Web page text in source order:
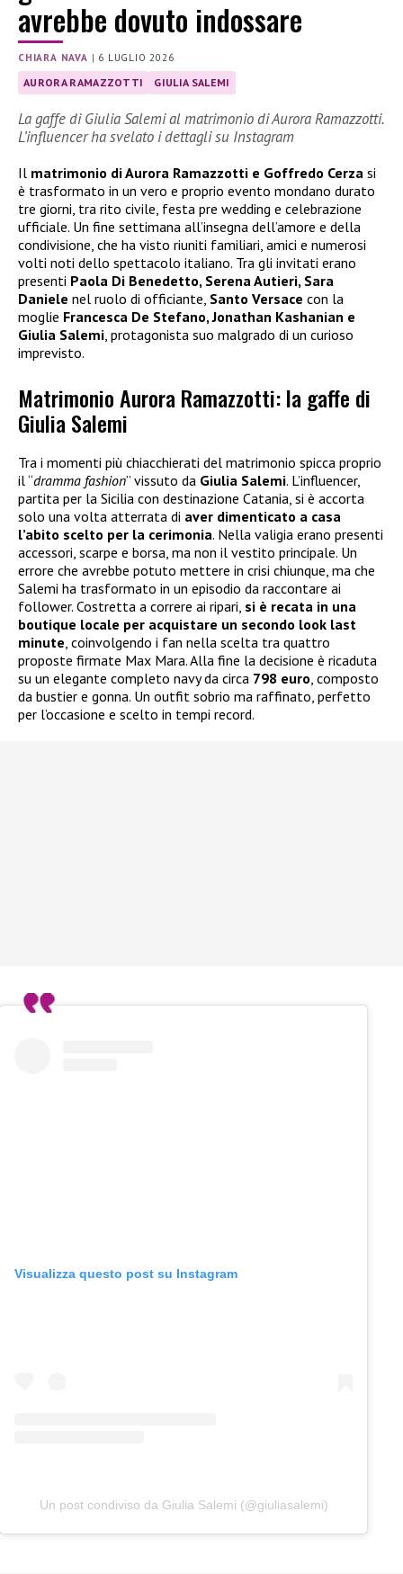
avrebbe dovuto indossare
CHIARA NAVA | 6 LUGLIO 2026
AURORA RAMAZZOTTI GIULIA SALEMI
La gaffe di Giulia Salemi al matrimonio di Aurora Ramazzotti.
L’influencer ha svelato i dettagli su Instagram
Il matrimonio di Aurora Ramazzotti e Goffredo Cerza si
è trasformato in un vero e proprio evento mondano durato
tre giorni, tra rito civile, festa pre wedding e celebrazione
ufficiale. Un fine settimana all’insegna dell’amore e della
condivisione, che ha visto riuniti familiari, amici e numerosi
volti noti dello spettacolo italiano. Tra gli invitati erano
presenti Paola Di Benedetto, Serena Autieri, Sara
Daniele nel ruolo di officiante, Santo Versace con la
moglie Francesca De Stefano, Jonathan Kashanian e
Giulia Salemi , protagonista suo malgrado di un curioso
imprevisto.
Matrimonio Aurora Ramazzotti: la gaffe di
Giulia Salemi
Tra i momenti più chiacchierati del matrimonio spicca proprio
il “dramma fashion” vissuto da Giulia Salemi. L’influencer,
partita per la Sicilia con destinazione Catania, si è accorta
solo una volta atterrata di aver dimenticato a casa
l’abito scelto per la cerimonia. Nella valigia erano presenti
accessori, scarpe e borsa, ma non il vestito principale. Un
errore che avrebbe potuto mettere in crisi chiunque, ma che
Salemi ha trasformato in un episodio da raccontare ai
follower. Costretta a correre ai ripari, si è recata in una
boutique locale per acquistare un secondo look last
minute, coinvolgendo i fan nella scelta tra quattro
proposte firmate Max Mara. Alla fine la decisione è ricaduta
su un elegante completo navy da circa 798 euro, composto
da bustier e gonna. Un outfit sobrio ma raffinato, perfetto
per l’occasione e scelto in tempi record.
Visualizza questo post su Instagram
Un post condiviso da Giulia Salemi (@giuliasalemi)